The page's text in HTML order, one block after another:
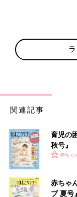
関連記事
育児の
秋号』
いっぱ
赤ちゃ
赤ちゃ
ブ 夏号